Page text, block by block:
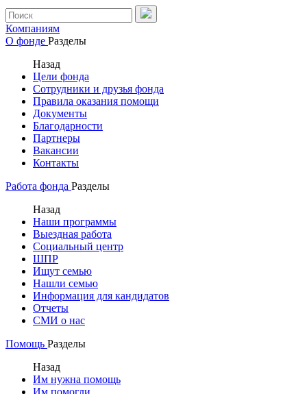
Компаниям
О фонде Разделы
Назад
Цели фонда
Сотрудники и друзья фонда
Правила оказания помощи
Документы
Благодарности
Партнеры
Вакансии
Контакты
Работа фонда Разделы
Назад
Наши программы
Выездная работа
Социальный центр
ШПР
Ищут семью
Нашли семью
Информация для кандидатов
Отчеты
СМИ о нас
Помощь Разделы
Назад
Им нужна помощь
Им помогли